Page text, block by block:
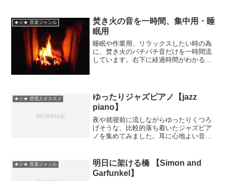
★☆★ 音楽ジャンル
焚き火の音を一時間、集中用・睡
眠用
睡眠や作業用、リラックスしたい時の為
に、焚き火のパチパチ音だけを一時間流
しています。右下に経過時間­がわかるよ
★☆★ 管理人オススメ
ゆったりジャズピアノ【jazz
piano】
夜や就寝前に流しながらゆったりくつろ
げそうな、比較的落ち着いたジャズピア
ノを集めてみました。耳に心地よい音量
Farao,Miroslav Vi...
★☆★ 音楽ジャンル
明日に架ける橋 【Simon and
Garfunkel】